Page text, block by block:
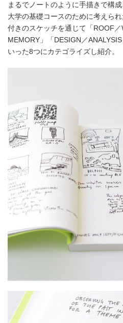
まるでノートのように手描きで構
大学の基礎コースのために考えら
付きのスケッチを通じて「ROOF／
MEMORY」「DESIGN／
いった8つにカテゴライズし紹介。